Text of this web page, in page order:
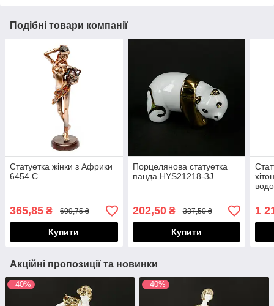
Подібні товари компанії
Статуетка жінки з Африки
6454 C
365,85 ₴ 609,75 ₴
Купити
Порцелянова статуетка
панда HYS21218-3J
202,50₴ 337,50 ₴
Купити
1
Акційні пропозиції та новинки
–40% –40%